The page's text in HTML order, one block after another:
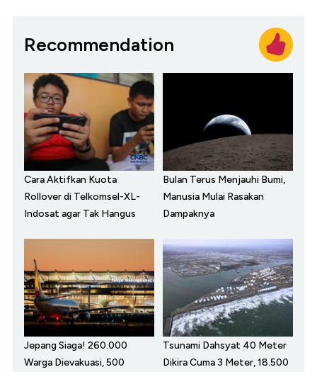
Recommendation
Cara Aktifkan Kuota
Rollover di Telkomsel-XL-
Indosat agar Tak Hangus
Bulan Terus Menjauhi Bumi,
Manusia Mulai Rasakan
Dampaknya
Jepang Siaga! 260.000
Warga Dievakuasi, 500
Tsunami Dahsyat 40 Meter
Dikira Cuma 3 Meter, 18.500